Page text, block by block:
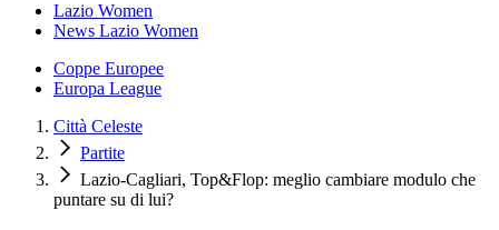
Lazio Women
News Lazio Women
Coppe Europee
Europa League
Città Celeste
Partite
Lazio-Cagliari, Top&Flop: meglio cambiare modulo che
puntare su di lui?